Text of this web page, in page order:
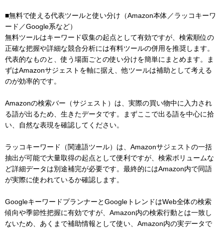
■無料で使える代表ツールと使い分け（Amazon本体／ラッコキーワ
ード／Google系など）
無料ツールはキーワード収集の起点として有効ですが、検索順位の
正確な把握や詳細な競合分析には有料ツールの併用を推奨します。
代表的なものと、使う場面ごとの使い分けを簡単にまとめます。ま
ずはAmazonサジェストを軸に据え、他ツールは補助として考える
のが効率的です。
Amazonの検索バー（サジェスト）は、実際の買い物中に入力され
る語が出るため、生きたデータです。まずここで出る語を中心に拾
い、自然な表現を確認してください。
ラッコキーワード（関連語ツール）は、Amazonサジェストの一括
抽出が可能で大量取得の起点として便利ですが、検索ボリュームな
ど詳細データは別途補完が必要です。最終的にはAmazon内で同語
が実際に使われているか確認します。
GoogleキーワードプランナーとGoogleトレンドはWeb全体の検索
傾向や季節性把握に有効ですが、Amazon内の検索行動とは一致し
ないため、あくまで補助情報として使い、Amazon内の実データで